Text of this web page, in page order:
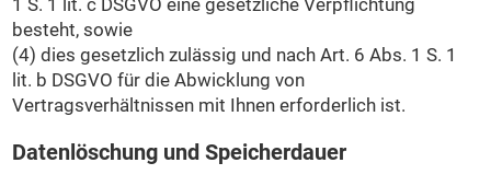
besteht, sowie
(4) dies gesetzlich zulässig und nach Art. 6 Abs. 1 S. 1
lit. b DSGVO für die Abwicklung von
Vertragsverhältnissen mit Ihnen erforderlich ist.
Datenlöschung und Speicherdauer